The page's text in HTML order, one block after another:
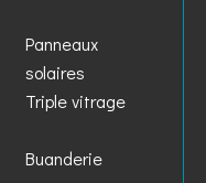
Panneaux
solaires
Triple vitrage
Buanderie